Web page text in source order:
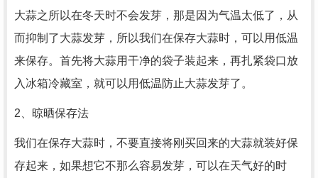
大蒜之所以在冬天时不会发芽，那是因为气温太低了，从
而抑制了大蒜发芽，所以我们在保存大蒜时，可以用低温
来保存。首先将大蒜用干净的袋子装起来，再扎紧袋口放
入冰箱冷藏室，就可以用低温防止大蒜发芽了。
2、晾晒保存法
我们在保存大蒜时，不要直接将刚买回来的大蒜就装好保
存起来，如果想它不那么容易发芽，可以在天气好的时